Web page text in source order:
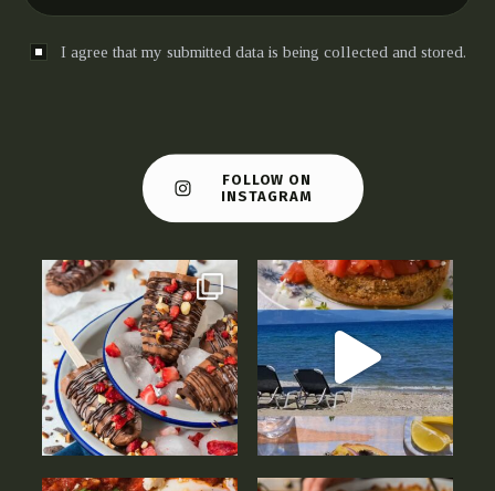
I agree that my submitted data is being collected and stored.
FOLLOW ON
INSTAGRAM